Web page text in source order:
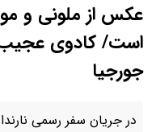
عکس از ملونی و
است/ کادوی
جورجیا
در جریان سفر رسمی